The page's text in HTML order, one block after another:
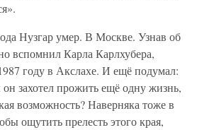
Нузгар умер. В Москве. Узнав об
вспомнил Карла Карлхубера,
году в Акслахе. И ещё подумал:
захотел прожить ещё одну жизнь,
возможность? Наверняка тоже в
ощутить прелесть этого края,